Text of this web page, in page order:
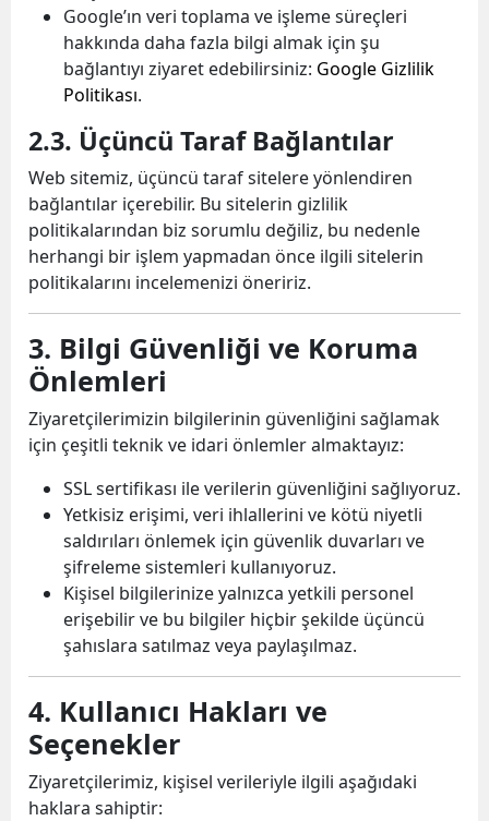
Google’ın veri toplama ve işleme süreçleri
hakkında daha fazla bilgi almak için şu
bağlantıyı ziyaret edebilirsiniz: Google Gizlilik
Politikası.
2.3. Üçüncü Taraf Bağlantılar
Web sitemiz, üçüncü taraf sitelere yönlendiren
bağlantılar içerebilir. Bu sitelerin gizlilik
politikalarından biz sorumlu değiliz, bu nedenle
herhangi bir işlem yapmadan önce ilgili sitelerin
politikalarını incelemenizi öneririz.
3. Bilgi Güvenliği ve Koruma
Önlemleri
Ziyaretçilerimizin bilgilerinin güvenliğini sağlamak
için çeşitli teknik ve idari önlemler almaktayız:
SSL sertifikası ile verilerin güvenliğini sağlıyoruz.
Yetkisiz erişimi, veri ihlallerini ve kötü niyetli
saldırıları önlemek için güvenlik duvarları ve
şifreleme sistemleri kullanıyoruz.
Kişisel bilgilerinize yalnızca yetkili personel
erişebilir ve bu bilgiler hiçbir şekilde üçüncü
şahıslara satılmaz veya paylaşılmaz.
4. Kullanıcı Hakları ve
Seçenekler
Ziyaretçilerimiz, kişisel verileriyle ilgili aşağıdaki
haklara sahiptir: